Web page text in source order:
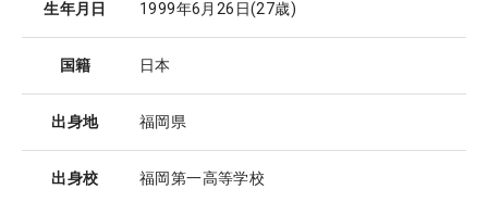
生年月日 1999年6月26日(27歳)
国籍 日本
出身地 福岡県
出身校 福岡第一高等学校